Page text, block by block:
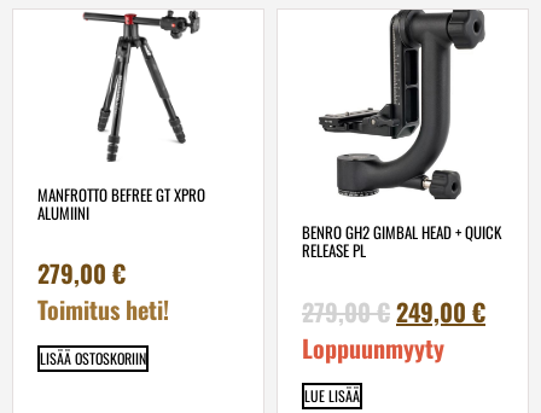
MANFROTTO BEFREE GT XPRO
ALUMIINI
279,00 €
Toimitus heti!
LISÄÄ OSTOSKORIIN
BENRO GH2 GIMBAL HEAD + QUICK
RELEASE PL
279,00€249,00 €
Loppuunmyyty
LUE LISÄÄ